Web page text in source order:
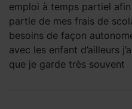
emploi à temps partiel
partie de mes frais de
besoins de façon
avec les enfant d’ailleurs
que je garde très souvent